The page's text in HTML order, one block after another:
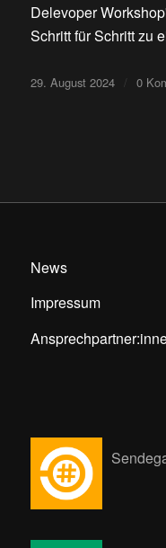
Delevoper
Schritt für Schritt zu
29. August 2024 0
News
Impressum